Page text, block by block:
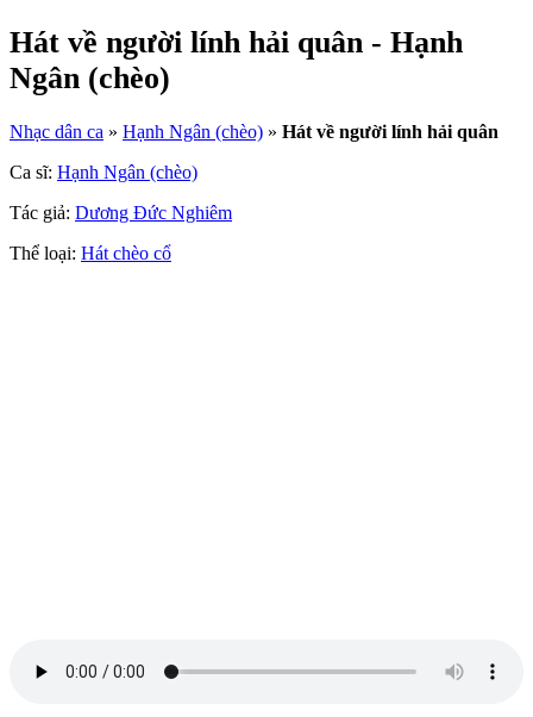
Hát về người lính hải quân - Hạnh
Ngân (chèo)
Nhạc dân ca » Hạnh Ngân (chèo) » Hát về người lính hải quân
Ca sĩ: Hạnh Ngân (chèo)
Tác giả: Dương Đức Nghiêm
Thể loại: Hát chèo cổ